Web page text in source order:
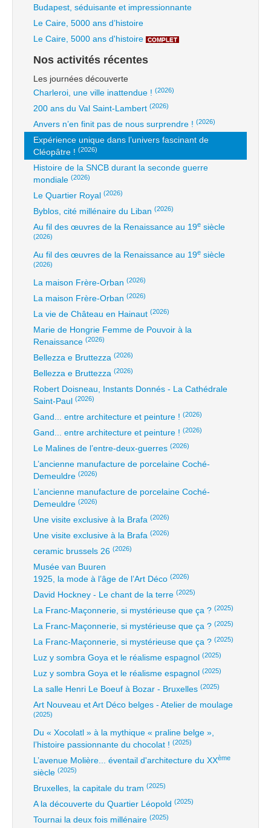
Budapest, séduisante et impressionnante
Le Caire, 5000 ans d’histoire
Le Caire, 5000 ans d'histoire
COMPLET
Nos activités récentes
Les journées découverte
Charleroi, une ville inattendue ! (2026)
200 ans du Val Saint-Lambert (2026)
Anvers n’en finit pas de nous surprendre ! (2026)
Expérience unique dans l’univers fascinant de
Cléopâtre ! (2026)
Histoire de la SNCB durant la seconde guerre
mondiale (2026)
Le Quartier Royal (2026)
Byblos, cité millénaire du Liban (2026)
Au fil des œuvres de la Renaissance au 19e siècle
(2026)
Au fil des œuvres de la Renaissance au 19e siècle
(2026)
La maison Frère-Orban (2026)
La maison Frère-Orban (2026)
La vie de Château en Hainaut (2026)
Marie de Hongrie Femme de Pouvoir à la
Renaissance (2026)
Bellezza e Bruttezza (2026)
Bellezza e Bruttezza (2026)
Robert Doisneau, Instants Donnés - La Cathédrale
Saint-Paul (2026)
Gand... entre architecture et peinture ! (2026)
Gand... entre architecture et peinture ! (2026)
Le Malines de l’entre-deux-guerres (2026)
L’ancienne manufacture de porcelaine Coché-
Demeuldre (2026)
L’ancienne manufacture de porcelaine Coché-
Demeuldre (2026)
Une visite exclusive à la Brafa (2026)
Une visite exclusive à la Brafa (2026)
ceramic brussels 26 (2026)
Musée van Buuren
1925, la mode à l’âge de l’Art Déco (2026)
David Hockney - Le chant de la terre (2025)
La Franc-Maçonnerie, si mystérieuse que ça ? (2025)
La Franc-Maçonnerie, si mystérieuse que ça ? (2025)
La Franc-Maçonnerie, si mystérieuse que ça ? (2025)
Luz y sombra Goya et le réalisme espagnol (2025)
Luz y sombra Goya et le réalisme espagnol (2025)
La salle Henri Le Boeuf à Bozar - Bruxelles (2025)
Art Nouveau et Art Déco belges - Atelier de moulage
(2025)
Du « Xocolatl » à la mythique « praline belge »,
l’histoire passionnante du chocolat ! (2025)
L’avenue Molière... éventail d'architecture du XXème
siècle (2025)
Bruxelles, la capitale du tram (2025)
A la découverte du Quartier Léopold (2025)
Tournai la deux fois millénaire (2025)